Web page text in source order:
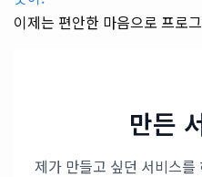
이제는 편안한 마음으로 프로
만든
제가 만들고 싶던 서비스